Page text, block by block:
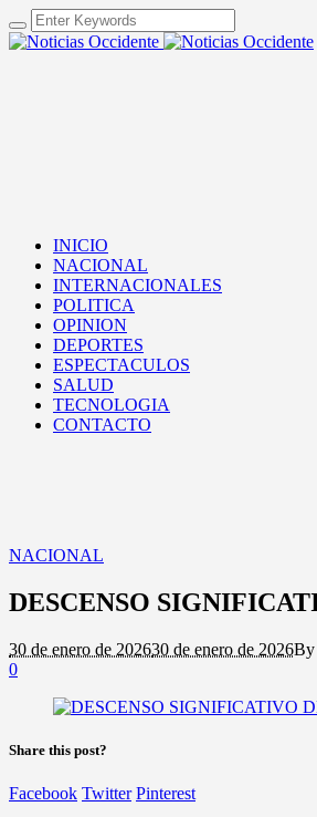
INICIO
NACIONAL
INTERNACIONALES
POLITICA
OPINION
DEPORTES
ESPECTACULOS
SALUD
TECNOLOGIA
CONTACTO
NACIONAL
DESCENSO
30 de enero de 202630 de enero de 2026By
0
Share this post?
Facebook Twitter Pinterest